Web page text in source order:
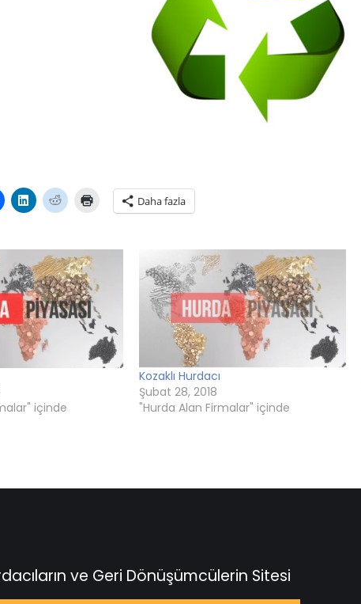
Facebook'ta
paylaşmak
pencerede
açılır)
Linkedln
üzerinden
(Yeni
pencerede
açılır)
Reddit
üzerinde
(Yeni
pencerede
açılır)
Yazdırmak
tıklayın
açılır)
Daha fazla
içinde
Kozaklı Hurdacı
Şubat 28, 2018
"Hurda Alan Firmalar" içinde
ve Geri Dönüşümcülerin Sitesi